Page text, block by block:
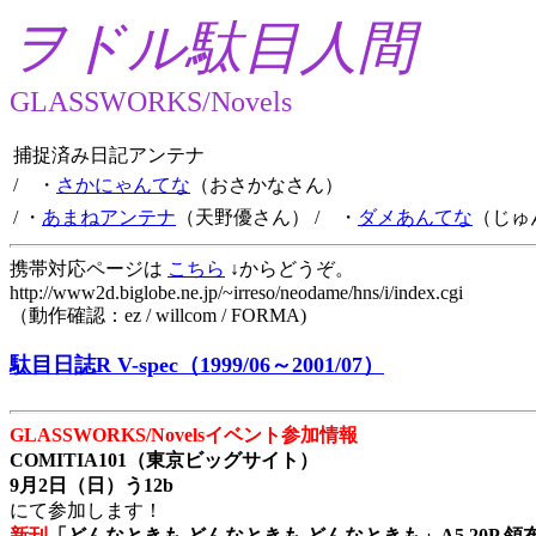
ヲドル駄目人間
GLASSWORKS/Novels
捕捉済み日記アンテナ
/ ・ さかにゃんてな （おさかなさん）
/ ・ あまねアンテナ （天野優さん） / ・ ダメあんてな （じ
携帯対応ページは こちら ↓からどうぞ。
http://www2d.biglobe.ne.jp/~irreso/neodame/hns/i/index.cgi
（動作確認：ez / willcom / FORMA)
駄目日誌R V-spec（1999/06～2001/07）
GLASSWORKS/Novelsイベント参加情報
COMITIA101（東京ビッグサイト）
9月2日（日）う12b
にて参加します！